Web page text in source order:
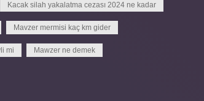
Kacak silah yakalatma cezası 2024 ne kadar
Mavzer mermisi kaç km gider
mi Mawzer ne demek